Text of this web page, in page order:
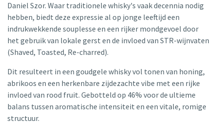
Daniel Szor. Waar traditionele whisky's vaak decennia nodig
hebben, biedt deze expressie al op jonge leeftijd een
indrukwekkende souplesse en een rijker mondgevoel door
het gebruik van lokale gerst en de invloed van STR-wijnvaten
(Shaved, Toasted, Re-charred).
Dit resulteert in een goudgele whisky vol tonen van honing,
abrikoos en een herkenbare zijdezachte vibe met een rijke
invloed van rood fruit. Gebotteld op 46% voor de ultieme
balans tussen aromatische intensiteit en een vitale, romige
structuur.